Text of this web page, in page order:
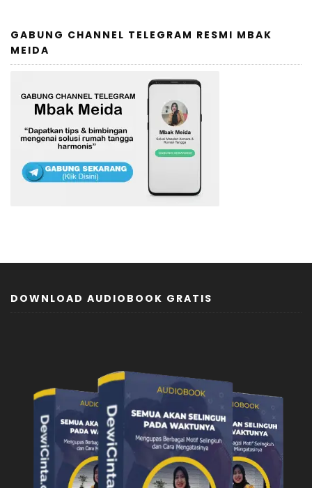
GABUNG CHANNEL TELEGRAM RESMI MBAK
MEIDA
DOWNLOAD AUDIOBOOK GRATIS